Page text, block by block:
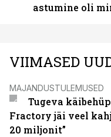
astumine oli
VIIMASED
MAJANDUSTULEMUSED
Tugeva
Fractory jäi veel
20 miljonit”